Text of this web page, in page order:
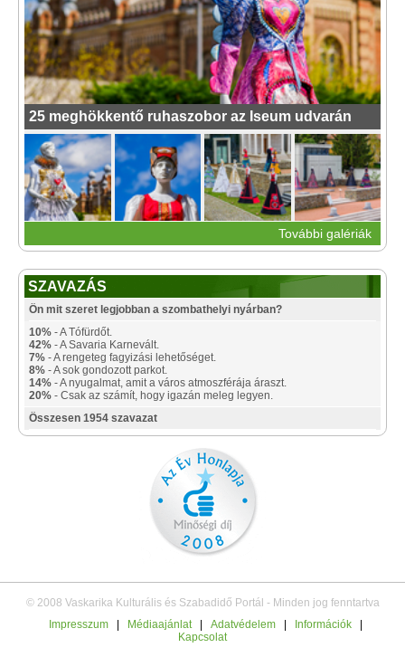
25 meghökkentő ruhaszobor az Iseum udvarán
További galériák
SZAVAZÁS
Ön mit szeret legjobban a szombathelyi nyárban?
10% - A Tófürdőt.
42% - A Savaria Karnevált.
7% - A rengeteg fagyizási lehetőséget.
8% - A sok gondozott parkot.
14% - A nyugalmat, amit a város atmoszférája áraszt.
20% - Csak az számít, hogy igazán meleg legyen.
Összesen 1954 szavazat
© 2008 Vaskarika Kulturális és Szabadidő Portál - Minden jog fenntartva
Impresszum
Médiaajánlat Adatvédelem Információk
Kapcsolat